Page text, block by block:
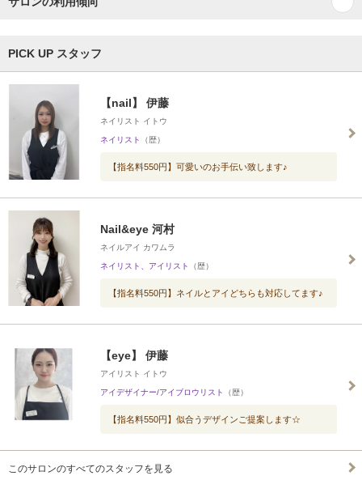
PICK UP スタッフ
【nail】 伊藤
ネイリスト イトウ
ネイリスト （歴）
【指名料550円】可愛いのお手伝い致します♪
Nail&eye 河村
ネイルアイ カワムラ
ネイリスト、アイリスト （歴）
【指名料550円】ネイルとアイどちらも対応してます♪
【eye】 伊藤
アイリスト イトウ
アイデザイナー/アイブロウリスト （歴）
【指名料550円】似合うデザインご提案します☆
このサロンのすべてのスタッフを見る